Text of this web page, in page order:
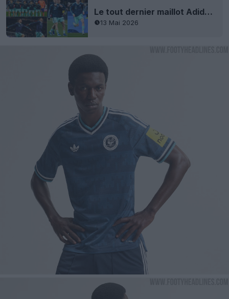
Le tout dernier maillot Adidas : le maillot extérieur de l'Allemagne pour la Coupe du monde 2026 dévoilé - Première sur le terrain
13 Mai 2026